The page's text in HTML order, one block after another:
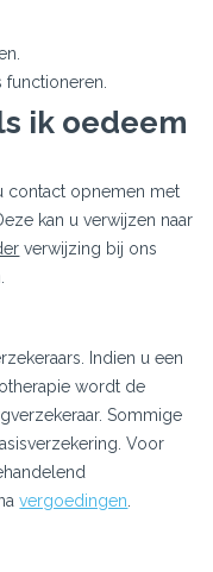
ik oedeem
contact opnemen met
kan u verwijzen naar
verwijzing bij ons
Indien u een
wordt de
Sommige
Voor
vergoedingen